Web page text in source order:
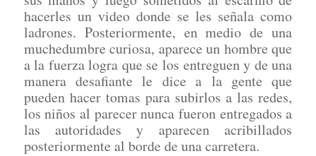
hacerles un video donde se les señala como
ladrones. Posteriormente, en medio de una
muchedumbre curiosa, aparece un hombre que
a la fuerza logra que se los entreguen y de una
manera desafiante le dice a la gente que
pueden hacer tomas para subirlos a las redes,
los niños al parecer nunca fueron entregados a
las autoridades y aparecen acribillados
posteriormente al borde de una carretera.